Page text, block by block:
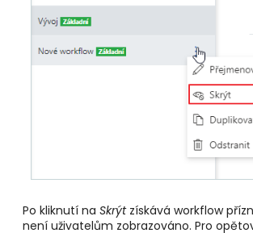
Po kliknutí na Skrýtzískává workflow
není uživatelům zobrazováno. Pro